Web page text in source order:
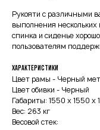
Рукояти с различными
выполнения
спинка и сиденье
пользователям
Характеристики
Цвет рамы - Черный
Цвет обивки - Черный
Габариты: 1550 х 1550 х
Вес: 263 кг
Весовой стек: